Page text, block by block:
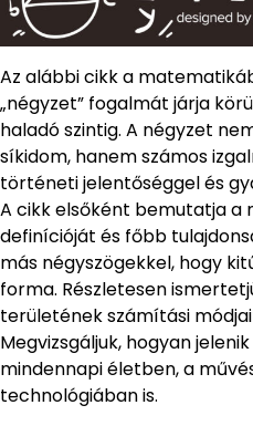
Az alábbi cikk a
„négyzet” fogalmát járja
haladó szintig. A négyzet
síkidom, hanem számos
történeti jelentőséggel és
A cikk elsőként bemutatja a
definícióját és főbb
más négyszögekkel, hogy
forma. Részletesen
területének számítási
Megvizsgáljuk, hogyan
mindennapi életben, a
technológiában is.